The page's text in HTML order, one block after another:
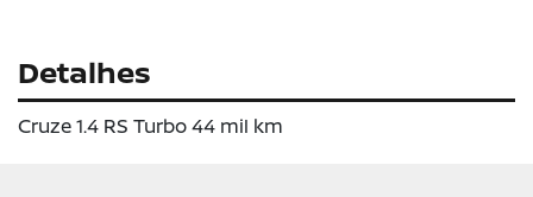
Detalhes
Cruze 1.4 RS Turbo 44 mil km